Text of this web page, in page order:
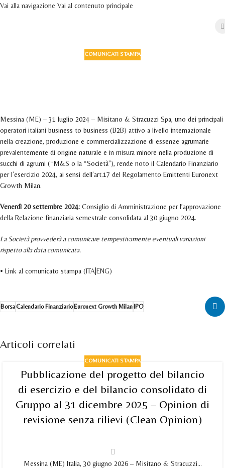
Vai alla navigazione Vai al contenuto principale
COMUNICATI STAMPA
Messina (ME) – 31 luglio 2024 – Misitano & Stracuzzi Spa, uno dei principali
operatori italiani business to business (B2B) attivo a livello internazionale
nella creazione, produzione e commercializzazione di essenze agrumarie
prevalentemente di origine naturale e in misura minore nella produzione di
succhi di agrumi (“M&S o la “Società”), rende noto il Calendario Finanziario
per l’esercizio 2024, ai sensi dell’art.17 del Regolamento Emittenti Euronext
Growth Milan.
Venerdì 20 settembre 2024: Consiglio di Amministrazione per l’approvazione
della Relazione finanziaria semestrale consolidata al 30 giugno 2024.
La Società provvederà a comunicare tempestivamente eventuali variazioni
rispetto alla data comunicata.
• Link al comunicato stampa (ITA ENG)
BorsaCalendario FinanziarioEuronext Growth MilanIPO
Articoli correlati
COMUNICATI STAMPA
Pubblicazione del progetto del bilancio
di esercizio e del bilancio consolidato di
Gruppo al 31 dicembre 2025 – Opinion di
revisione senza rilievi (Clean Opinion)
Messina (ME) Italia, 30 giugno 2026 – Misitano & Stracuzzi...